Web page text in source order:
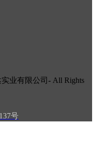
业有限公司 - All Rights
号